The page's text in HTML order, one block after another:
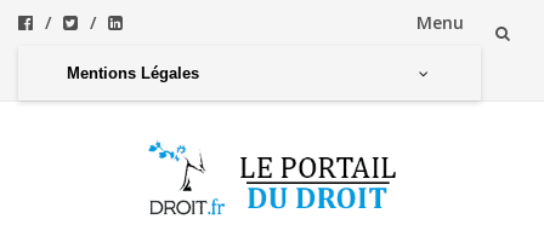
Menu
Mentions Légales